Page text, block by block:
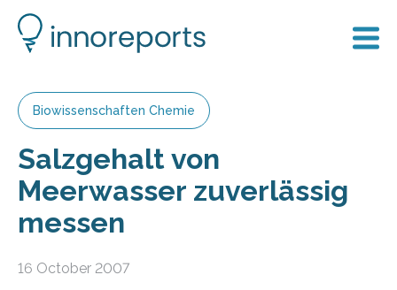
Biowissenschaften Chemie
Salzgehalt von
Meerwasser zuverlässig
messen
16 October 2007